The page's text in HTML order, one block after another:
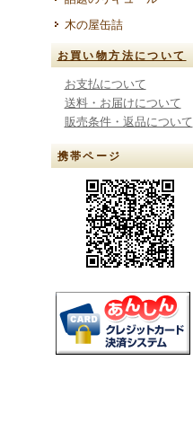
木の屋缶詰
お買い物方法について
お支払について
送料・お届けについて
販売条件・返品について
携帯ページ